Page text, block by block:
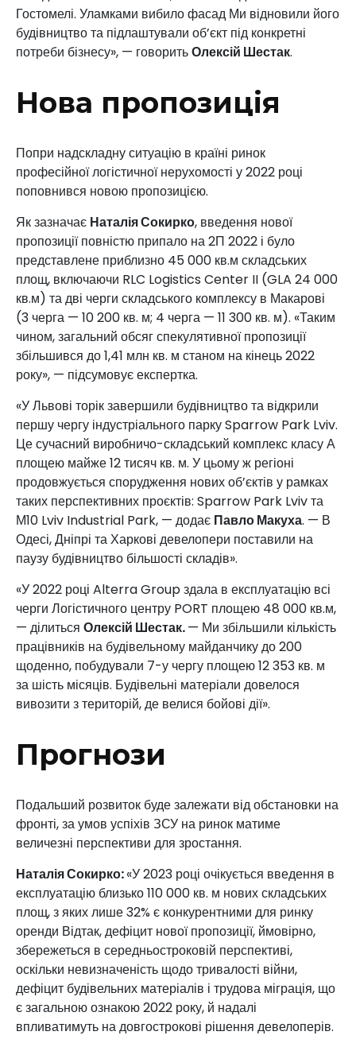
Гостомелі. Уламками вибило фасад Ми відновили його
будівництво та підлаштували об’єкт під конкретні
потреби бізнесу», — говоритьОлексій Шестак.
Нова пропозиція
Попри надскладну ситуацію в країні ринок
професійної логістичної нерухомості у 2022 році
поповнився новою пропозицією.
Як зазначає Наталія Сокирко, введення нової
пропозиції повністю припало на 2П 2022 і було
представлене приблизно 45 000 кв.м складських
площ, включаючи RLC Logistics Center II (GLA 24 000
кв.м) та дві черги складського комплексу в Макарові
(3 черга — 10 200 кв. м; 4 черга — 11 300 кв. м). «Таким
чином, загальний обсяг спекулятивної пропозиції
збільшився до 1,41 млн кв. м станом на кінець 2022
року», — підсумовує експертка.
«У Львові торік завершили будівництво та відкрили
першу чергу індустріального парку Sparrow Park Lviv.
Це сучасний виробничо-складський комплекс класу А
площею майже 12 тисяч кв. м. У цьому ж регіоні
продовжується спорудження нових об’єктів у рамках
таких перспективних проєктів: Sparrow Park Lviv та
М10 Lviv Industrial Park, — додає Павло Макуха. — В
Одесі, Дніпрі та Харкові девелопери поставили на
паузу будівництво більшості складів».
«У 2022 році Alterra Group здала в експлуатацію всі
черги Логістичного центру PORT площею 48 000 кв.м,
— ділиться Олексій Шестак.— Ми збільшили кількість
працівників на будівельному майданчику до 200
щоденно, побудували 7-у чергу площею 12 353 кв. м
за шість місяців. Будівельні матеріали довелося
вивозити з територій, де велися бойові дії».
Прогнози
Подальший розвиток буде залежати від обстановки на
фронті, за умов успіхів ЗСУ на ринок матиме
величезні перспективи для зростання.
Наталія Сокирко:«У 2023 році очікується введення в
експлуатацію близько 110 000 кв. м нових складських
площ, з яких лише 32% є конкурентними для ринку
оренди Відтак, дефіцит нової пропозиції, ймовірно,
збережеться в середньостроковій перспективі,
оскільки невизначеність щодо тривалості війни,
дефіцит будівельних матеріалів і трудова міграція, що
є загальною ознакою 2022 року, й надалі
впливатимуть на довгострокові рішення девелоперів.